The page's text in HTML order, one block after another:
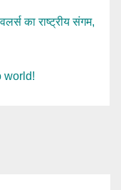
का राष्ट्रीय संगम,
world!